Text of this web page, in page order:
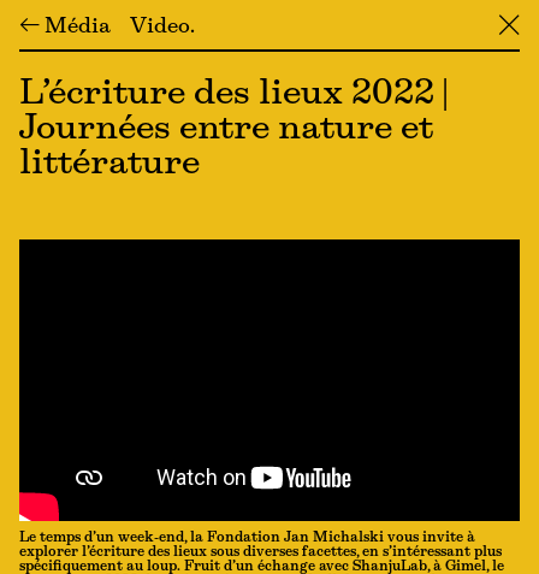
← Média Video ╳
L’écriture des lieux 2022 |
Journées entre nature et
littérature
Le temps d’un week-end, la Fondation Jan Michalski vous invite à
explorer l’écriture des lieux sous diverses facettes, en s’intéressant plus
spécifiquement au loup. Fruit d’un échange avec ShanjuLab, à Gimel, le